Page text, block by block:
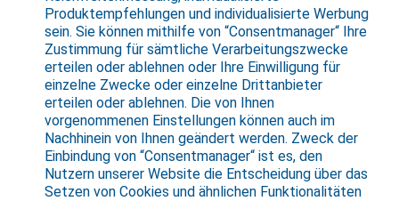
Produktempfehlungen und individualisierte Werbung
sein. Sie können mithilfe von “Consentmanager“ Ihre
Zustimmung für sämtliche Verarbeitungszwecke
erteilen oder ablehnen oder Ihre Einwilligung für
einzelne Zwecke oder einzelne Drittanbieter
erteilen oder ablehnen. Die von Ihnen
vorgenommenen Einstellungen können auch im
Nachhinein von Ihnen geändert werden. Zweck der
Einbindung von “Consentmanager“ ist es, den
Nutzern unserer Website die Entscheidung über das
Setzen von Cookies und ähnlichen Funktionalitäten